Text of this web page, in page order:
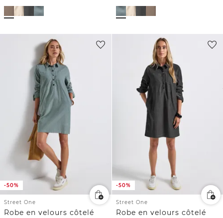
-50%
Street One
Robe en velours côtelé
-50%
Street One
Robe en velours côtelé